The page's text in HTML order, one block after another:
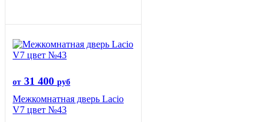
от 31 400 руб
Межкомнатная дверь Lacio
V7 цвет №43